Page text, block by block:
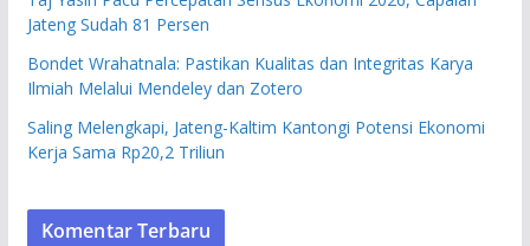
Jateng Sudah 81 Persen
Bondet Wrahatnala: Pastikan Kualitas dan Integritas Karya
Ilmiah Melalui Mendeley dan Zotero
Saling Melengkapi, Jateng-Kaltim Kantongi Potensi Ekonomi
Kerja Sama Rp20,2 Triliun
Komentar Terbaru